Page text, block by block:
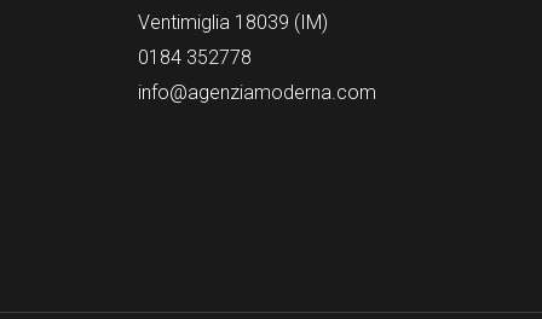
Ventimiglia 18039 (IM)
0184 352778
info@agenziamoderna.com